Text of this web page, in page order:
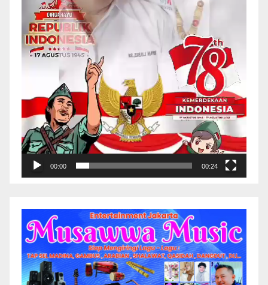
00:00 00:24